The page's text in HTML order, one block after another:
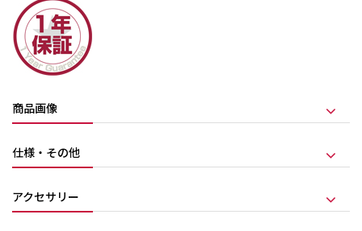
商品画像
仕様・その他
アクセサリー